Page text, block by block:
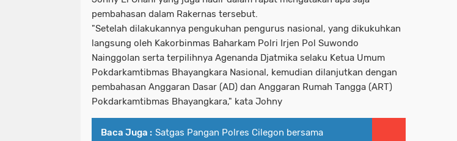
pembahasan dalam Rakernas tersebut.
"Setelah dilakukannya pengukuhan pengurus nasional, yang dikukuhkan
langsung oleh Kakorbinmas Baharkam Polri Irjen Pol Suwondo
Nainggolan serta terpilihnya Agenanda Djatmika selaku Ketua Umum
Pokdarkamtibmas Bhayangkara Nasional, kemudian dilanjutkan dengan
pembahasan Anggaran Dasar (AD) dan Anggaran Rumah Tangga (ART)
Pokdarkamtibmas Bhayangkara," kata Johny
Baca Juga : Satgas Pangan Polres Cilegon bersama